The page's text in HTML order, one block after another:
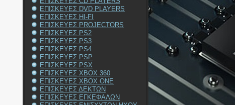
ΕΠΙΣΚΕΥΕΣ DVD PLAYERS
ΕΠΙΣΚΕΥΕΣ HI-FI
ΕΠΙΣΚΕΥΕΣ PROJECTORS
ΕΠΙΣΚΕΥΕΣ PS2
ΕΠΙΣΚΕΥΕΣ PS3
ΕΠΙΣΚΕΥΕΣ PS4
ΕΠΙΣΚΕΥΕΣ PSP
ΕΠΙΣΚΕΥΕΣ PSX
ΕΠΙΣΚΕΥΕΣ XBOX 360
ΕΠΙΣΚΕΥΕΣ XBOX ONE
ΕΠΙΣΚΕΥΕΣ ΔΕΚΤΩΝ
ΕΠΙΣΚΕΥΕΣ ΕΓΚΕΦΑΛΩΝ